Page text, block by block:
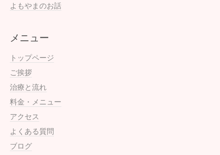
よもやまのお話
メニュー
トップページ
ご挨拶
治療と流れ
料金・メニュー
アクセス
よくある質問
ブログ